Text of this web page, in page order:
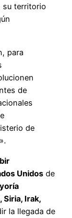
su territorio
para
de
de
Unidos de
Siria, Irak,
la llegada de